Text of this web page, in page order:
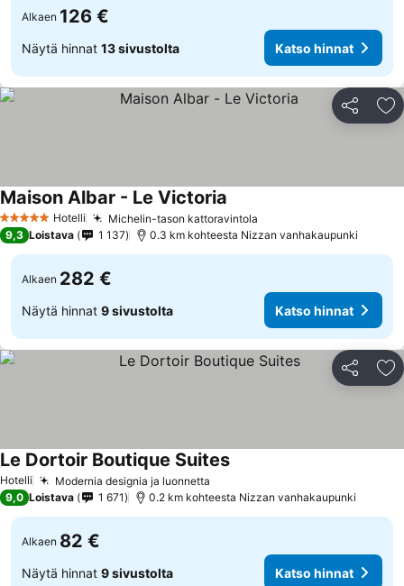
Alkaen 126 €
Näytä hinnat 13 sivustolta Katso hinnat
Jaa
5 Tähtiluokitus
Hotelli Michelin-tason kattoravintola
Maison Albar - Le Victoria
9,3 Loistava 1 137 0.3 km kohteesta Nizzan vanhakaupunki
Alkaen 282 €
Näytä hinnat 9 sivustolta Katso hinnat
Jaa
Hotelli Modernia designia ja luonnetta
Le Dortoir Boutique Suites
9,0 Loistava 1 671 0.2 km kohteesta Nizzan vanhakaupunki
Alkaen 82 €
Näytä hinnat 9 sivustolta Katso hinnat